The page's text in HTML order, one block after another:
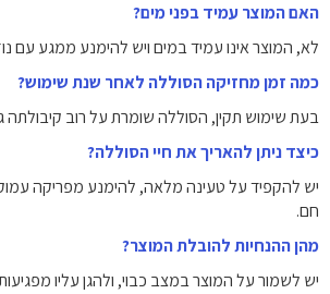
האם המוצר עמיד בפני מים?
לא, המוצר אינו עמיד במים ויש להימנע ממגע עם
כמה זמן מחזיקה הסוללה לאחר שנת שימוש?
בעת שימוש תקין, הסוללה שומרת על רוב
כיצד ניתן להאריך את חיי הסוללה?
יש להקפיד על טעינה מלאה, להימנע מפריקה
חם.
מהן ההנחיות להובלת המוצר?
יש לשמור על המוצר במצב כבוי, ולהגן עליו